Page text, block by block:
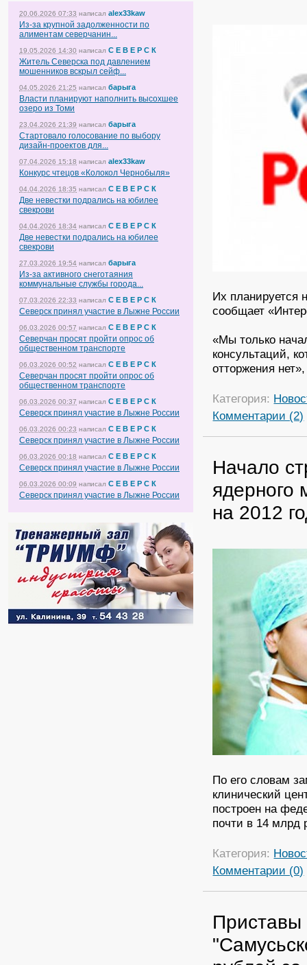
20.06.2026 07:33 написал alex33kaw
Из-за крупной задолженности по
алиментам северчанин...
19.05.2026 14:30 написал С Е В Е Р С К
Житель Северска под давлением
мошенников вскрыл сейф...
04.05.2026 21:25 написал барыга
Власти планируют наполнить высохшее
озеро из Томи
23.04.2026 21:39 написал барыга
Стартовало голосование по выбору
дизайн-проектов для...
07.04.2026 15:18 написал alex33kaw
Конкурс чтецов «Колокол Чернобыля»
04.04.2026 18:35 написал С Е В Е Р С К
Две невестки подрались на юбилее
свекрови
04.04.2026 18:34 написал С Е В Е Р С К
Две невестки подрались на юбилее
свекрови
27.03.2026 19:54 написал барыга
Из-за активного снеготаяния
коммунальные службы города...
07.03.2026 22:33 написал С Е В Е Р С К
Северск принял участие в Лыжне России
06.03.2026 00:57 написал С Е В Е Р С К
Северчан просят пройти опрос об
общественном транспорте
06.03.2026 00:52 написал С Е В Е Р С К
Северчан просят пройти опрос об
общественном транспорте
06.03.2026 00:37 написал С Е В Е Р С К
Северск принял участие в Лыжне России
06.03.2026 00:23 написал С Е В Е Р С К
Северск принял участие в Лыжне России
06.03.2026 00:18 написал С Е В Е Р С К
Северск принял участие в Лыжне России
06.03.2026 00:09 написал С Е В Е Р С К
Северск принял участие в Лыжне России
Их планируется
сообщает
«Мы только
консультаций,
отторжения
Категория:
Комментарии (2)
Начало
ядерного
на 2012
По его словам
клинический
построен на
почти в 14 млрд
Категория:
Комментарии (0)